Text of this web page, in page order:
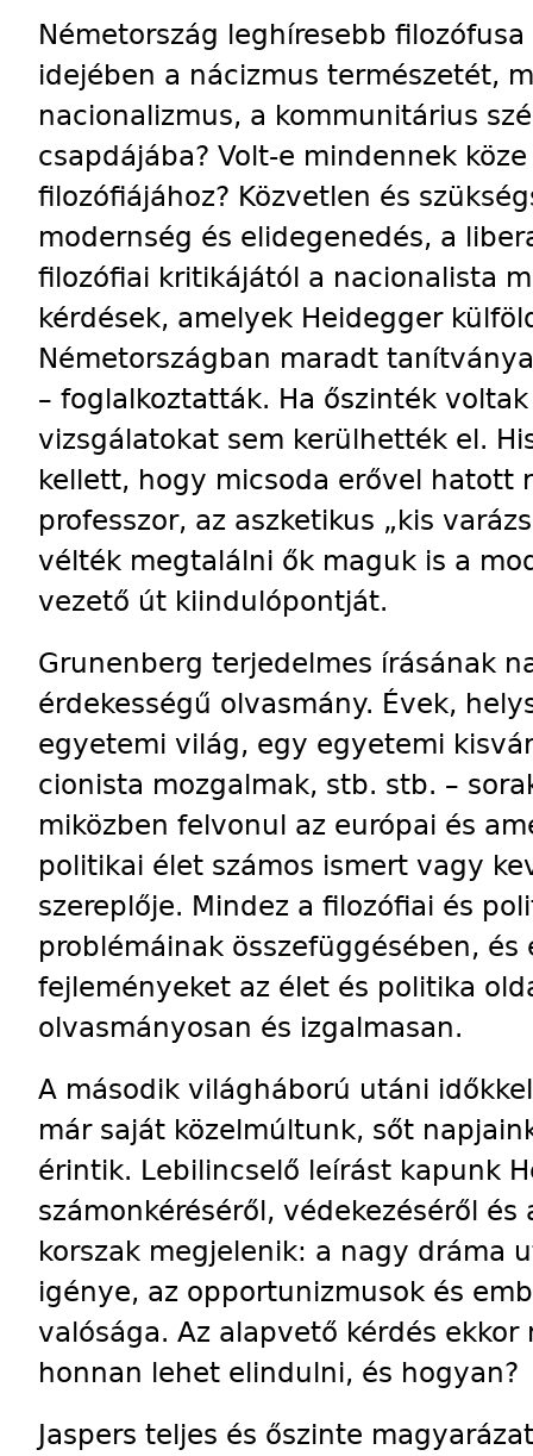
Németország leghíresebb
idejében a nácizmus természetét,
nacionalizmus, a kommunitárius
csapdájába? Volt-e mindennek
filozófiájához? Közvetlen és
modernség és elidegenedés, a
filozófiai kritikájától a nacionalista
kérdések, amelyek Heidegger
Németországban maradt
– foglalkoztatták. Ha őszinték
vizsgálatokat sem kerülhették el.
kellett, hogy micsoda erővel hatott
professzor, az aszketikus „kis
vélték megtalálni ők maguk is a
vezető út kiindulópontját.
Grunenberg terjedelmes írásának
érdekességű olvasmány. Évek,
egyetemi világ, egy egyetemi
cionista mozgalmak, stb. stb. –
miközben felvonul az európai és
politikai élet számos ismert vagy
szereplője. Mindez a filozófiai és
problémáinak összefüggésében, és
fejleményeket az élet és politika
olvasmányosan és izgalmasan.
A második világháború utáni
már saját közelmúltunk, sőt
érintik. Lebilincselő leírást kapunk
számonkéréséről, védekezéséről
korszak megjelenik: a nagy dráma
igénye, az opportunizmusok és
valósága. Az alapvető kérdés ekkor
honnan lehet elindulni, és hogyan?
Jaspers teljes és őszinte